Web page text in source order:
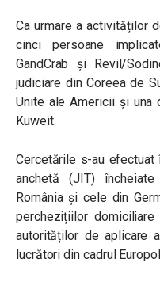
Ca urmare a activităților
cinci persoane
GandCrab și Revil/
judiciare din Coreea de
Unite ale Americii și una
Kuweit.
Cercetările s-au efectuat
anchetă (JIT)
România și cele din
perchezițiilor
autorităților de aplicare
lucrători din cadrul